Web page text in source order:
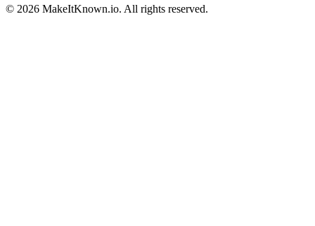
© 2026 MakeItKnown.io. All rights reserved.